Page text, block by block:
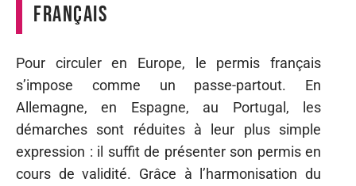
français
Pour circuler en Europe, le permis français
s’impose comme un passe-partout. En
Allemagne, en Espagne, au Portugal, les
démarches sont réduites à leur plus simple
expression : il suffit de présenter son permis en
cours de validité. Grâce à l’harmonisation du